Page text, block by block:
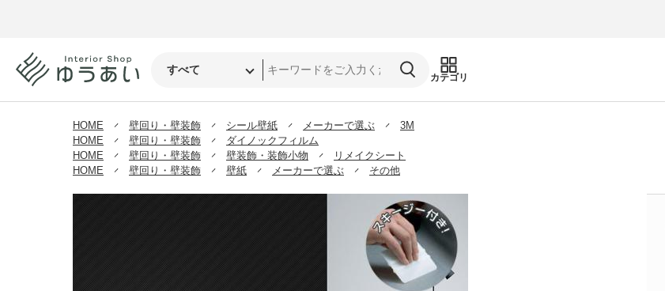
カテゴリ
HOME 壁回り・壁装飾 シール壁紙 メーカーで選ぶ
3M
HOME
壁回り・壁装飾
ダイノックフィルム
HOME
壁回り・壁装飾 壁装飾・装飾小物
リメイクシート
HOME
壁回り・壁装飾 壁紙 メーカーで選ぶ その他